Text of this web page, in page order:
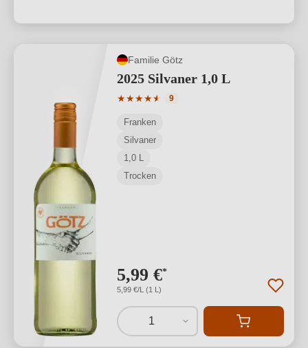
Familie Götz
2025 Silvaner 1,0 L
★★★★★
★
Durchschnittliche Bewertung von 4.89
9
Franken
Silvaner
1,0 L
Trocken
5,99 €*
5,99 €/L (1 L)
1